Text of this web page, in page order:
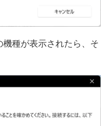
種が表示されたら、そ